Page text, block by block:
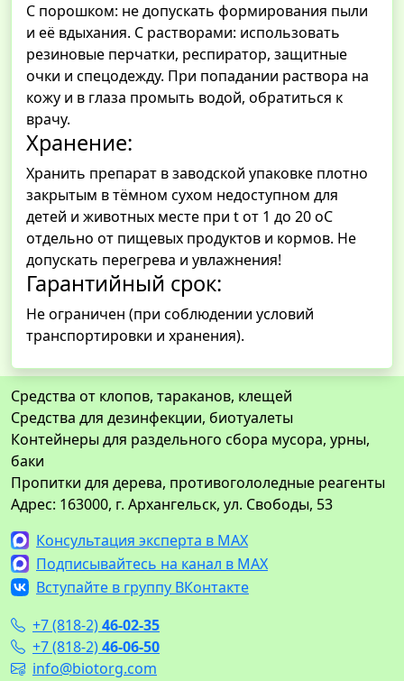
С порошком: не допускать формирования пыли
и её вдыхания. С растворами: использовать
резиновые перчатки, респиратор, защитные
очки и спецодежду. При попадании раствора на
кожу и в глаза промыть водой, обратиться к
врачу.
Хранение:
Хранить препарат в заводской упаковке плотно
закрытым в тёмном сухом недоступном для
детей и животных месте при t от 1 до 20 оС
отдельно от пищевых продуктов и кормов. Не
допускать перегрева и увлажнения!
Гарантийный срок:
Не ограничен (при соблюдении условий
транспортировки и хранения).
Средства от клопов, тараканов, клещей
Средства для дезинфекции, биотуалеты
Контейнеры для раздельного сбора мусора, урны,
баки
Пропитки для дерева, противогололедные реагенты
Адрес: 163000, г. Архангельск, ул. Свободы, 53
Консультация эксперта в MAX
Подписывайтесь на канал в MAX
Вступайте в группу ВКонтакте
+7 (818-2)46-02-35
+7 (818-2)46-06-50
info@biotorg.com